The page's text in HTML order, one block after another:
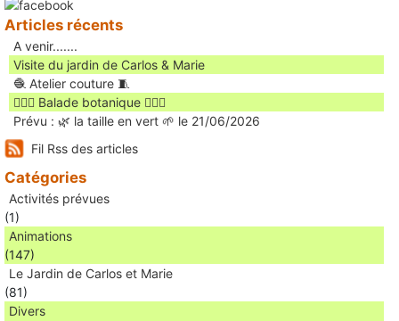
Articles récents
A venir.......
Visite du jardin de Carlos & Marie
🧶 Atelier couture 🧵
🚶🏻‍♀️ Balade botanique 🚶🏻‍♂️
Prévu : 🌿 la taille en vert 🌱 le 21/06/2026
Fil Rss des articles
Catégories
Activités prévues
(1)
Animations
(147)
Le Jardin de Carlos et Marie
(81)
Divers